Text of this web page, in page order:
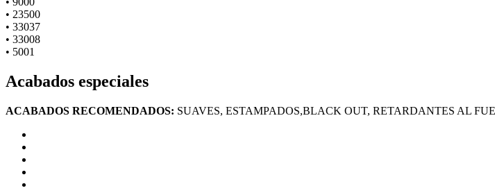
• 23500
• 33037
• 33008
• 5001
Acabados especiales
ACABADOS RECOMENDADOS: SUAVES, ESTAMPADOS,BLACK OUT, RETARDANTES AL